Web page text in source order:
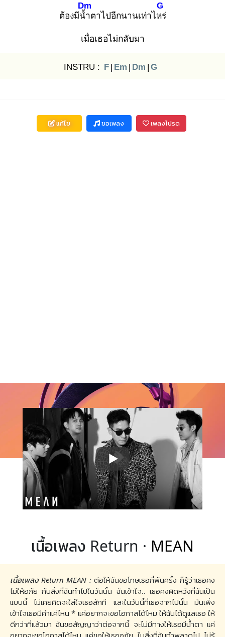
ต้องมีน้ำ
Dm
ตาไปอีกนานเท่าไหร่
G
เมื่อเธอไม่กลับมา
INSTRU : F | Em | Dm | G
แก้ไข ขอเพลง เพลงโปรด
เนื้อเพลง Return · MEAN
เนื้อเพลง Return MEAN :ต่อให้ฉันขอโทษเธอกี่พันครั้ง ก็รู้ว่าเธอคง
ไม่ให้อภัย กับสิ่งที่ฉันทำไปในวันนั้น ฉันเข้าใจ.. เธอคงผิดหวังที่ฉันเป็น
แบบนี้ ไม่เคยคิดจะใส่ใจเธอสักที และในวันนี้ที่เธอจากไปนั้น มันเพิ่ง
เข้าใจเธอมีค่าแค่ไหน * แค่อยากจะขอโอกาสได้ไหม ให้ฉันได้ดูแลเธอ ให้
ดีกว่าที่แล้วมา ฉันขอสัญญาว่าต่อจากนี้ จะไม่มีทางให้เธอมีน้ำตา แค่